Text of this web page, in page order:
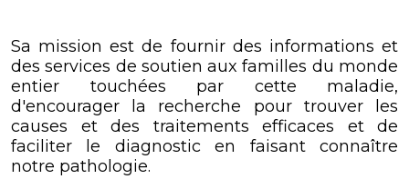
Sa mission est de fournir des informations et
des services de soutien aux familles du monde
entier touchées par cette maladie,
d'encourager la recherche pour trouver les
causes et des traitements efficaces et de
faciliter le diagnostic en faisant connaître
notre pathologie.